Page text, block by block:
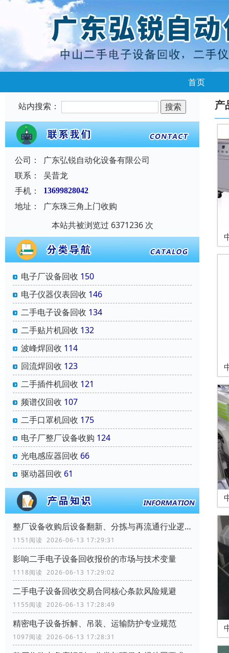
首页
站内搜索：
公司：
广东弘锐自动化设备有限公司
联系：
吴昔龙
手机：
13699828042
地址：
广东珠三角上门收购
本站共被浏览过 6371236 次
电子厂设备回收 150
电子仪器仪表回收 146
二手电子设备回收 134
二手贴片机回收 132
波峰焊回收 114
回流焊回收 123
二手插件机回收 121
频谱仪回收 107
二手口罩机回收 175
电子厂整厂设备收购 124
光电感应器回收 66
驱动器回收 61
整厂设备收购后设备翻新、分拣与再流通行业逻辑
1151阅读 2026-06-13 17:29:31
影响二手电子设备回收报价的市场与技术变量
1118阅读 2026-06-13 17:29:02
二手电子设备回收交易合同核心条款风险规避
1155阅读 2026-06-13 17:28:49
精密电子设备拆解、吊装、运输防护专业规范
1097阅读 2026-06-13 17:28:31
产